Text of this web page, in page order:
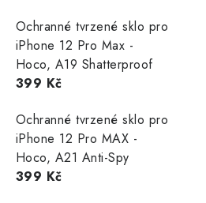
Ochranné tvrzené sklo pro
iPhone 12 Pro Max -
Hoco, A19 Shatterproof
399 Kč
Ochranné tvrzené sklo pro
iPhone 12 Pro MAX -
Hoco, A21 Anti-Spy
399 Kč